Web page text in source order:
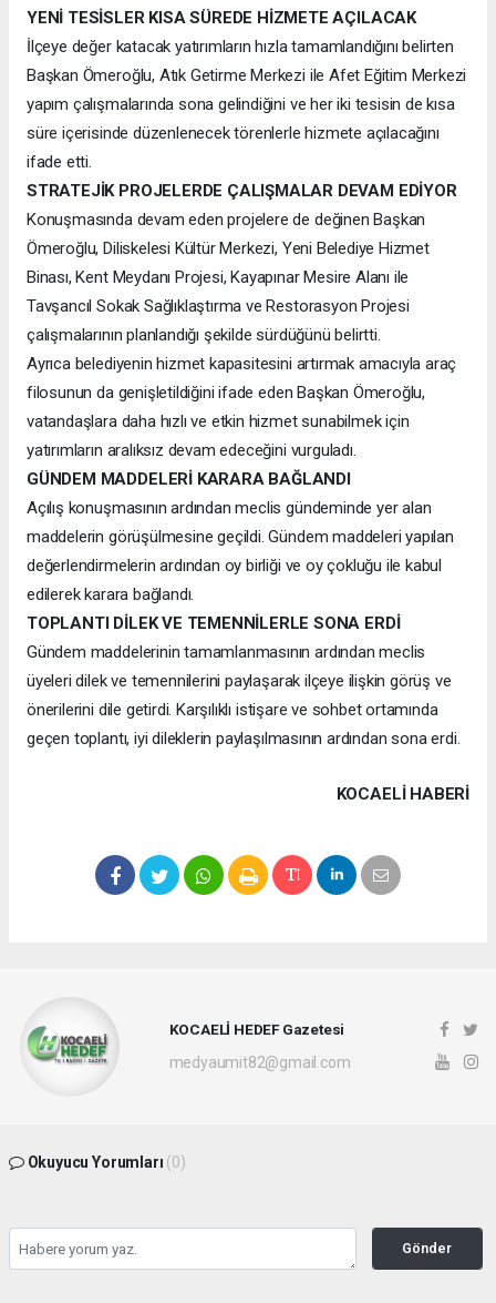
YENİ TESİSLER KISA SÜREDE HİZMETE AÇILACAK
İlçeye değer katacak yatırımların hızla tamamlandığını belirten
Başkan Ömeroğlu, Atık Getirme Merkezi ile Afet Eğitim Merkezi
yapım çalışmalarında sona gelindiğini ve her iki tesisin de kısa
süre içerisinde düzenlenecek törenlerle hizmete açılacağını
ifade etti.
STRATEJİK PROJELERDE ÇALIŞMALAR DEVAM EDİYOR
Konuşmasında devam eden projelere de değinen Başkan
Ömeroğlu, Diliskelesi Kültür Merkezi, Yeni Belediye Hizmet
Binası, Kent Meydanı Projesi, Kayapınar Mesire Alanı ile
Tavşancıl Sokak Sağlıklaştırma ve Restorasyon Projesi
çalışmalarının planlandığı şekilde sürdüğünü belirtti.
Ayrıca belediyenin hizmet kapasitesini artırmak amacıyla araç
filosunun da genişletildiğini ifade eden Başkan Ömeroğlu,
vatandaşlara daha hızlı ve etkin hizmet sunabilmek için
yatırımların aralıksız devam edeceğini vurguladı.
GÜNDEM MADDELERİ KARARA BAĞLANDI
Açılış konuşmasının ardından meclis gündeminde yer alan
maddelerin görüşülmesine geçildi. Gündem maddeleri yapılan
değerlendirmelerin ardından oy birliği ve oy çokluğu ile kabul
edilerek karara bağlandı.
TOPLANTI DİLEK VE TEMENNİLERLE SONA ERDİ
Gündem maddelerinin tamamlanmasının ardından meclis
üyeleri dilek ve temennilerini paylaşarak ilçeye ilişkin görüş ve
önerilerini dile getirdi. Karşılıklı istişare ve sohbet ortamında
geçen toplantı, iyi dileklerin paylaşılmasının ardından sona erdi.
KOCAELI HABERİ
KOCAELİ HEDEF Gazetesi
medyaumit82@gmail.com
Okuyucu Yorumları (0)
Gönder